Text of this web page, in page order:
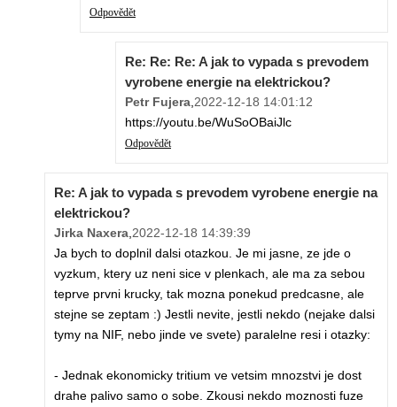
Odpovědět
Re: Re: Re: A jak to vypada s prevodem
vyrobene energie na elektrickou?
Petr Fujera 2022-12-18 14:01:12
https://youtu.be/WuSoOBaiJlc
Odpovědět
Re: A jak to vypada s prevodem vyrobene energie na
elektrickou?
Jirka Naxera 2022-12-18 14:39:39
Ja bych to doplnil dalsi otazkou. Je mi jasne, ze jde o
vyzkum, ktery uz neni sice v plenkach, ale ma za sebou
teprve prvni krucky, tak mozna ponekud predcasne, ale
stejne se zeptam :) Jestli nevite, jestli nekdo (nejake dalsi
tymy na NIF, nebo jinde ve svete) paralelne resi i otazky:
- Jednak ekonomicky tritium ve vetsim mnozstvi je dost
drahe palivo samo o sobe. Zkousi nekdo moznosti fuze